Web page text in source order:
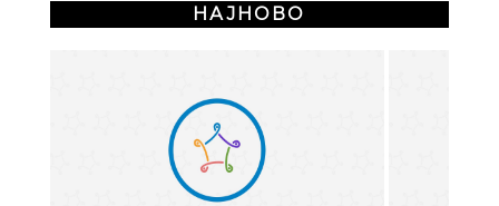
НАЈНОВО